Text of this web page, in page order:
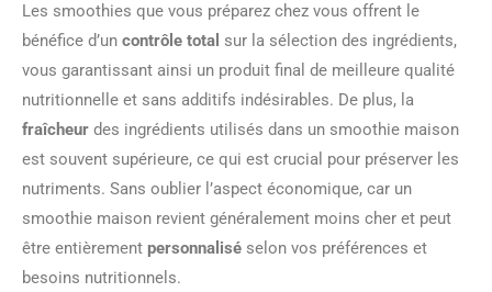
Les smoothies que vous préparez chez vous offrent le
bénéfice d’un contrôle total sur la sélection des ingrédients,
vous garantissant ainsi un produit final de meilleure qualité
nutritionnelle et sans additifs indésirables. De plus, la
fraîcheur des ingrédients utilisés dans un smoothie maison
est souvent supérieure, ce qui est crucial pour préserver les
nutriments. Sans oublier l’aspect économique, car un
smoothie maison revient généralement moins cher et peut
être entièrement personnalisé selon vos préférences et
besoins nutritionnels.